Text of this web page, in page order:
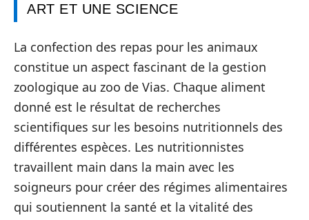
ART ET UNE SCIENCE
La confection des repas pour les animaux
constitue un aspect fascinant de la gestion
zoologique au zoo de Vias. Chaque aliment
donné est le résultat de recherches
scientifiques sur les besoins nutritionnels des
différentes espèces. Les nutritionnistes
travaillent main dans la main avec les
soigneurs pour créer des régimes alimentaires
qui soutiennent la santé et la vitalité des